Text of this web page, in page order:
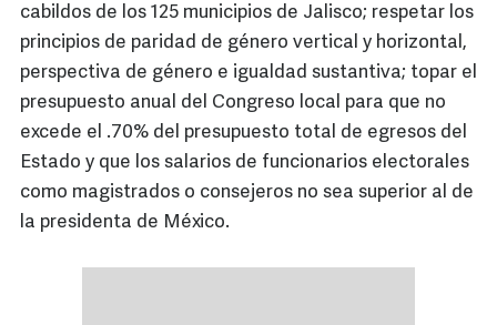
cabildos de los 125 municipios de Jalisco; respetar los
principios de paridad de género vertical y horizontal,
perspectiva de género e igualdad sustantiva; topar el
presupuesto anual del Congreso local para que no
excede el .70% del presupuesto total de egresos del
Estado y que los salarios de funcionarios electorales
como magistrados o consejeros no sea superior al de
la presidenta de México.